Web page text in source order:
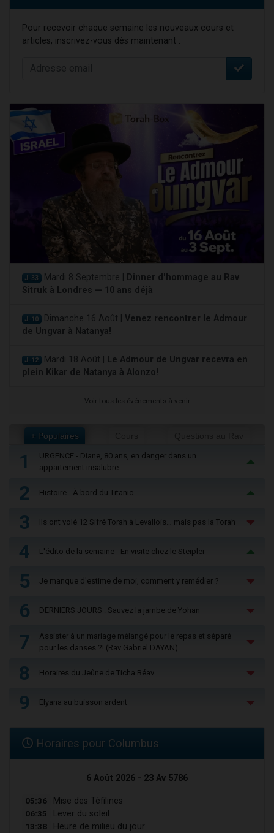
Pour recevoir chaque semaine les nouveaux cours et
articles, inscrivez-vous dès maintenant :
J-33 Mardi 8 Septembre |
Dinner d'hommage au Rav
Sitruk à Londres — 10 ans déjà
J-10 Dimanche 16 Août | Venez rencontrer le Admour
de Ungvar à Natanya!
J-12 Mardi 18 Août |
Le Admour de Ungvar recevra en
plein Kikar de Natanya à Alonzo!
Voir tous les événements à venir
+ Populaires
1
URGENCE - Diane, 80 ans, en danger dans un
appartement insalubre
2 Histoire - À bord du Titanic
3 Ils ont volé 12 Sifré Torah à Levallois… mais pas la Torah
4 L'édito de la semaine - En visite chez le Steipler
5 Je manque d'estime de moi, comment y remédier ?
6 DERNIERS JOURS : Sauvez la jambe de Yohan
7
Assister à un mariage mélangé pour le repas et séparé
pour les danses ?! (Rav Gabriel DAYAN)
8 Horaires du Jeûne de Ticha Béav
9 Elyana au buisson ardent
Horaires pour Columbus
6 Août 2026 - 23 Av 5786
05:36 Mise des Téfilines
06:35 Lever du soleil
13:38 Heure de milieu du jour